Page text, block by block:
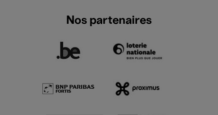
Nos partenaires